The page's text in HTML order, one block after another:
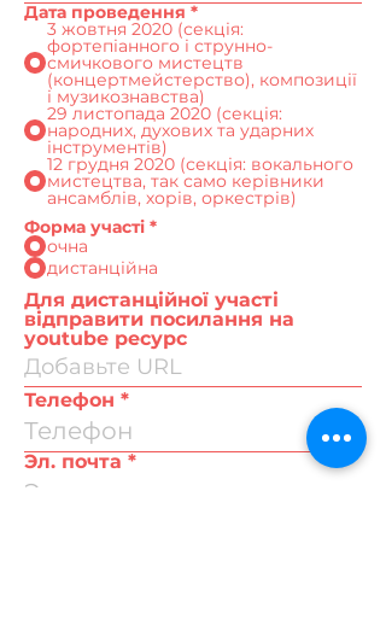
Дата проведення *
3 жовтня 2020 (секція:
фортепіанного і струнно-
смичкового мистецтв
(концертмейстерство), композиції
і музикознавства)
29 листопада 2020 (секція:
народних, духових та ударних
інструментів)
12 грудня 2020 (секція: вокального
мистецтва, так само керівники
ансамблів, хорів, оркестрів)
Форма участі *
очна
дистанційна
Для дистанційної участі
відправити посилання на
youtube ресурс
Телефон
Эл. почта